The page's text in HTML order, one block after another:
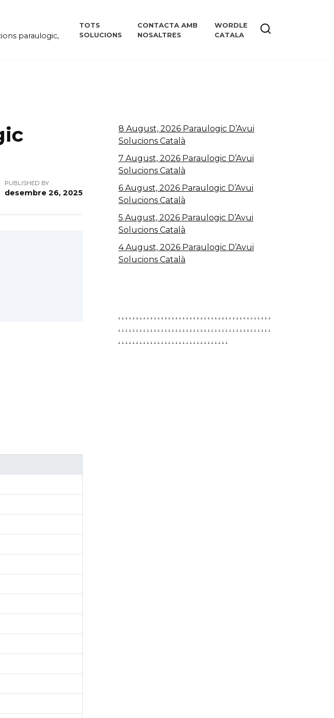
paraulogic,
TOTS
SOLUCIONS
CONTACTA AMB
NOSALTRES
WORDLE
CATALA
PUBLISHED BY
desembre 26, 2025
8 August, 2026 Paraulogic D’Avui
Solucions Català
7 August, 2026 Paraulogic D’Avui
Solucions Català
6 August, 2026 Paraulogic D’Avui
Solucions Català
5 August, 2026 Paraulogic D’Avui
Solucions Català
4 August, 2026 Paraulogic D’Avui
Solucions Català
. . . . . . . . . . . . . . . . . . . . . . . . . . . . . . . . . . . . . . . . . . .
. . . . . . . . . . . . . . . . . . . . . . . . . . . . . . . . . . . . . . . . . . .
. . . . . . . . . . . . . . . . . . . . . . . . . . . . . . .